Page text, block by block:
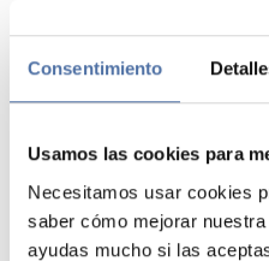
Consentimiento
Usamos las cookies para
Necesitamos usar cookies
saber cómo mejorar
ayudas mucho si las
LAPICERO
STITCH